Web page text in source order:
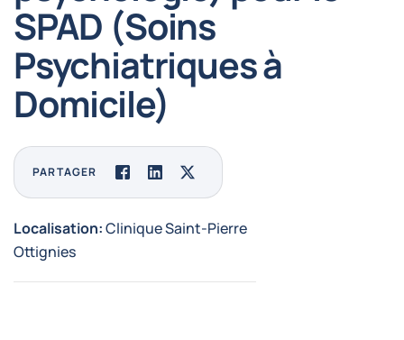
SPAD (Soins
Psychiatriques à
Domicile)
PARTAGER FacebookLinkedInTwitter
Localisation:Clinique Saint-Pierre
Ottignies